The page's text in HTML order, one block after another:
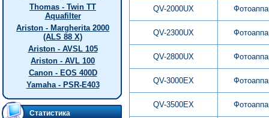
Thomas - Twin TT
Aquafilter
Ariston - Margherita 2000
(ALS 88 X)
Ariston - AVSL 105
Ariston - AVL 100
Canon - EOS 400D
Yamaha - PSR-E403
Статистика
QV-2000UX
QV-2300UX
QV-2800UX
QV-3000EX
QV-3500EX